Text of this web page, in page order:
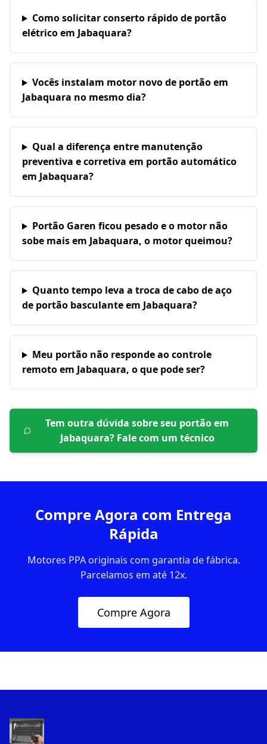
Como solicitar conserto rápido de portão
elétrico em Jabaquara?
Vocês instalam motor novo de portão em
Jabaquara no mesmo dia?
Qual a diferença entre manutenção
preventiva e corretiva em portão automático
em Jabaquara?
Portão Garen ficou pesado e o motor não
sobe mais em Jabaquara, o motor queimou?
Quanto tempo leva a troca de cabo de aço
de portão basculante em Jabaquara?
Meu portão não responde ao controle
remoto em Jabaquara, o que pode ser?
Tem outra dúvida sobre seu portão em
Jabaquara? Fale com um técnico
Compre Agora com Entrega
Rápida
Motores PPA originais com garantia de fábrica.
Parcelamos em até 12x.
Compre Agora